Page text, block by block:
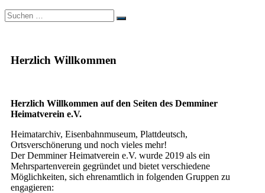
Suchen
nach:
Suchen
Herzlich Willkommen
Herzlich Willkommen auf den Seiten des Demminer
Heimatverein e.V.
Heimatarchiv, Eisenbahnmuseum, Plattdeutsch,
Ortsverschönerung und noch vieles mehr!
Der Demminer Heimatverein e.V. wurde 2019 als ein
Mehrspartenverein gegründet und bietet verschiedene
Möglichkeiten, sich ehrenamtlich in folgenden Gruppen zu
engagieren: